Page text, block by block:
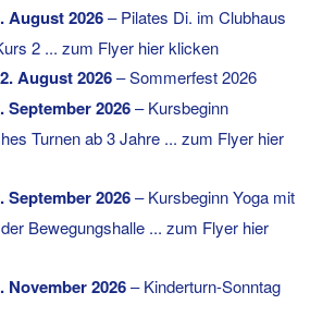
August 2026–Pilates Di. im Clubhaus
2 ... zum Flyer hier klicken
August 2026–Sommerfest 2026
September 2026–Kursbeginn
Turnen ab 3 Jahre ... zum Flyer hier
September 2026–Kursbeginn Yoga mit
Bewegungshalle ... zum Flyer hier
November 2026–Kinderturn-Sonntag